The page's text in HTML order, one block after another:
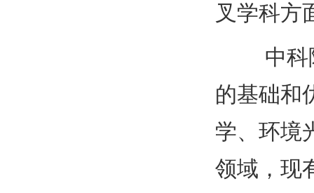
叉学科方
中科院
的基础和
学、环境
领域，现